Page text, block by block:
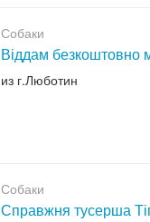
Собаки
Віддам безкоштовно
из г.Люботин
Собаки
Справжня тусерша